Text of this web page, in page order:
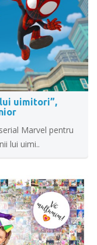
uimitori”,
Marvel pentru
lui uimi..